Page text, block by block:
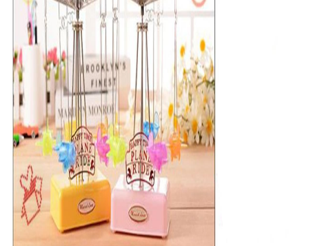
Banyo Tekstili
Dekorasyon Ürünleri
Ev Yaşam Kırtasiye
Aksesuarları > Nargile
Ev Yaşam Kırtasiye
Aksesuarları > Sigara
Makineleri